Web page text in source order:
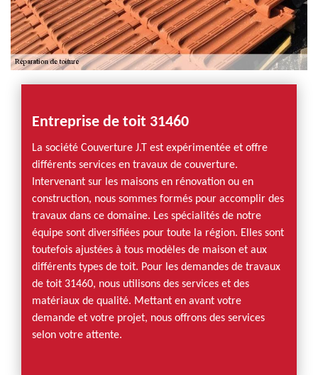
Entreprise de toit 31460
La société Couverture J.T est expérimentée et offre
différents services en travaux de couverture.
Intervenant sur les maisons en rénovation ou en
construction, nous sommes formés pour accomplir des
travaux dans ce domaine. Les spécialités de notre
équipe sont diversifiées pour toute la région. Elles sont
toutefois ajustées à tous modèles de maison et aux
différents types de toit. Pour les demandes de travaux
de toit 31460, nous utilisons des services et des
matériaux de qualité. Mettant en avant votre
demande et votre projet, nous offrons des services
selon votre attente.